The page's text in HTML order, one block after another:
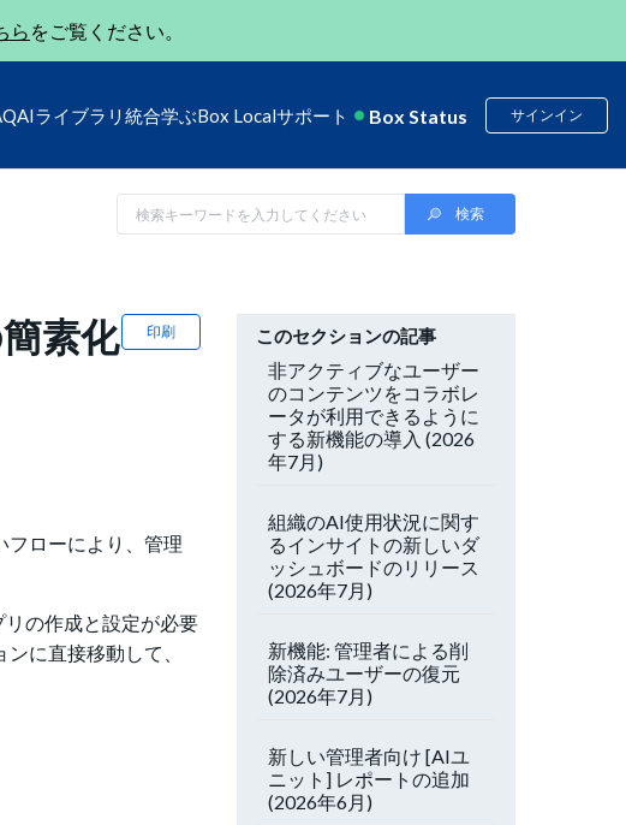
ら をご覧ください。
AIライブラリ 統合学ぶBox Localサポート Box Status サインイン
印刷
素化
フローにより、管理
の作成と設定が必要
に直接移動して、
このセクションの記事
非アクティブなユーザー
のコンテンツをコラボレ
ータが利用できるように
する新機能の導入 (2026
年7月)
組織のAI使用状況に関す
るインサイトの新しいダ
ッシュボードのリリース
(2026年7月)
新機能: 管理者による削
除済みユーザーの復元
(2026年7月)
新しい管理者向け [AIユ
ニット] レポートの追加
(2026年6月)